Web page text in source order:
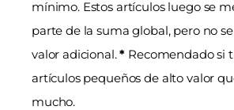
mínimo. Estos artículos luego se
parte de la suma global, pero no
valor adicional. * Recomendado si
artículos pequeños de alto valor
mucho.